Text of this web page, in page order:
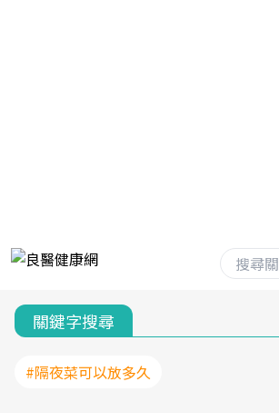
關鍵字搜尋
#隔夜菜可以放多久